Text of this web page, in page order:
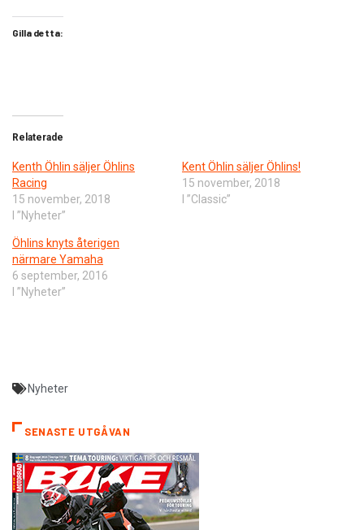
Gilla detta:
Relaterade
Kenth Öhlin säljer Öhlins
Racing
15 november, 2018
I ”Nyheter”
Kent Öhlin säljer Öhlins!
15 november, 2018
I ”Classic”
Öhlins knyts återigen
närmare Yamaha
6 september, 2016
I ”Nyheter”
Nyheter
SENASTE UTGÅVAN